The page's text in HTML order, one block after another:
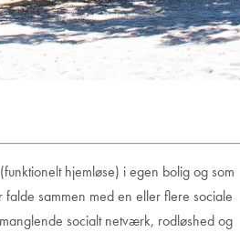
hjemløse) i egen bolig og som
sammen med en eller flere sociale
socialt netværk, rodløshed og